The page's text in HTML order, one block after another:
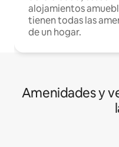
alojamientos
tienen todas las
de un hogar.
Amenidades y